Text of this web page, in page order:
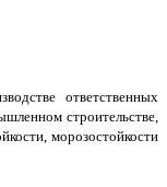
ответственных
строительстве,
морозостойкости